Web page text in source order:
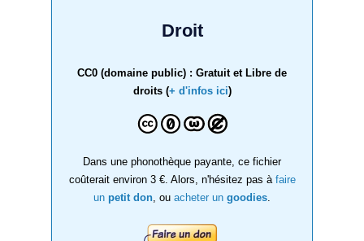
Droit
CC0 (domaine public) : Gratuit et Libre de
droits (+ d'infos ici)
Dans une phonothèque payante, ce fichier
coûterait environ 3 €. Alors, n'hésitez pas à faire
un petit don , ou acheter un goodies